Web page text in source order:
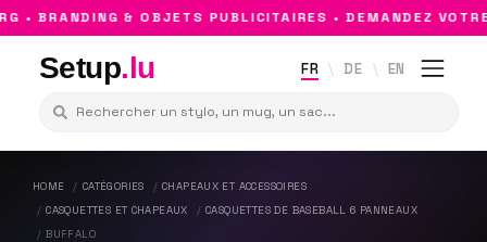
• BRANDING & OBJETS PUBLICITAIRES • DEMANDEZ
Setup.lu FR DE EN
HOME CATÉGORIES
CHAPEAUX ET ACCESSOIRES
CASQUETTES ET CHAPEAUX
CASQUETTES DE BASEBALL 6 PANNEAUX
BUFFALO